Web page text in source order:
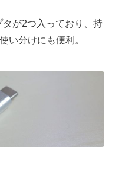
が2つ入っており、持
い分けにも便利。